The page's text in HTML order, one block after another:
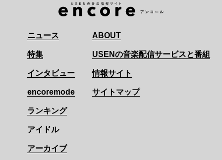
ニュース
特集
インタビュー
encoremode
ランキング
アイドル
アーカイブ
ABOUT
USENの音楽配信サービスと番組
情報サイト
サイトマップ